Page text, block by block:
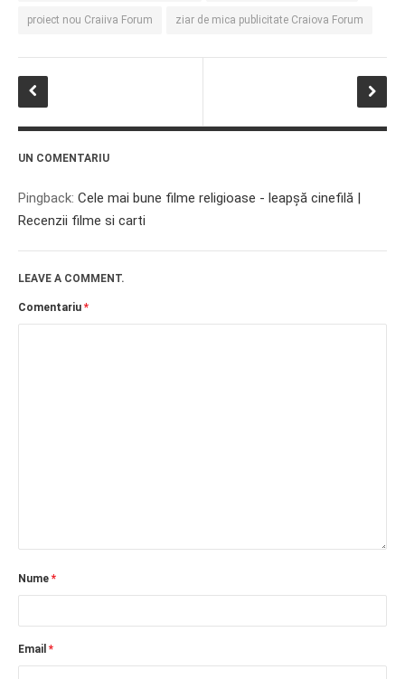
proiect nou Craiiva Forum ziar de mica publicitate Craiova Forum
UN COMENTARIU
Pingback: Cele mai bune filme religioase - leapşă cinefilă |
Recenzii filme si carti
LEAVE A COMMENT.
Comentariu *
Nume *
Email *